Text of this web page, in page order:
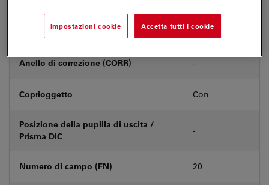
Numero di prodotto 11506238
Anello di correzione (CORR) -
Coprioggetto Con
Posizione della pupilla di uscita /
Prisma DIC
-
Numero di campo (FN) 20
Impostazioni cookie Accetta tutti i cookie